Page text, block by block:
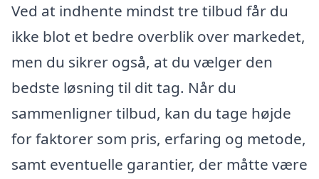
Ved at indhente mindst tre tilbud får du
ikke blot et bedre overblik over markedet,
men du sikrer også, at du vælger den
bedste løsning til dit tag. Når du
sammenligner tilbud, kan du tage højde
for faktorer som pris, erfaring og metode,
samt eventuelle garantier, der måtte være